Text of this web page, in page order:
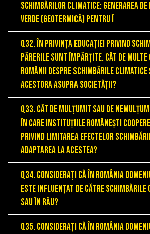
schimbărilor climatice: Generarea
verde (geotermică) pentru î
Q32. În privința educației privind
părerile sunt împărțite. Cât de
românii despre schimbările
acestora asupra societății?
Q33. Cât de mulțumit sau de
în care instituțiile românești
privind limitarea efectelor
adaptarea la acestea?
Q34. Considerați că în România
este influențat de către schimbările
sau în rău?
Q35. Considerați că în România